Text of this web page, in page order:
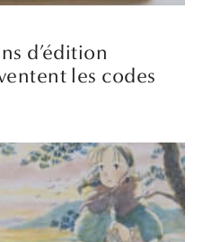
d’édition
les codes